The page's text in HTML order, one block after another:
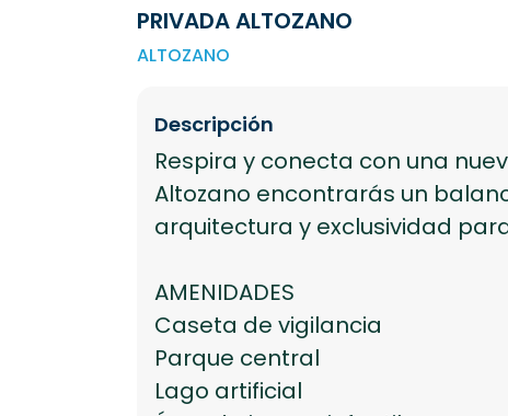
PRIVADA ALTOZANO
ALTOZANO
Descripción
Respira y conecta con una
Altozano encontrarás un
arquitectura y exclusividad
AMENIDADES
Caseta de vigilancia
Parque central
Lago artificial